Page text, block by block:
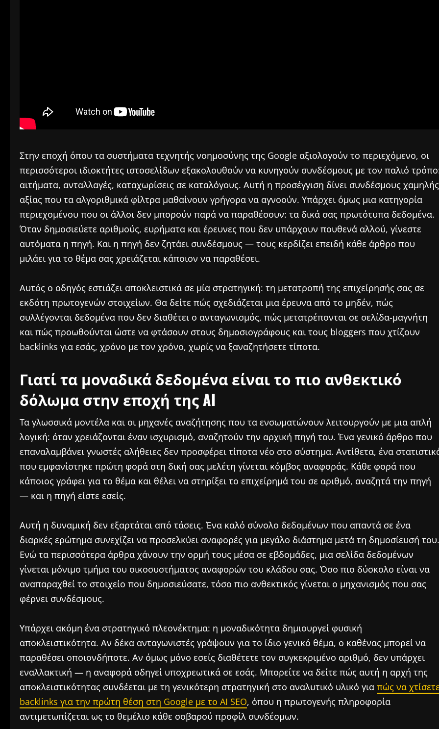
Στην εποχή όπου τα συστήματα τεχνητής νοημοσύνης της Google αξιολογούν το περιεχόμενο, οι
περισσότεροι ιδιοκτήτες ιστοσελίδων εξακολουθούν να κυνηγούν συνδέσμους με τον παλιό
αιτήματα, ανταλλαγές, καταχωρίσεις σε καταλόγους. Αυτή η προσέγγιση δίνει συνδέσμους χαμηλής
αξίας που τα αλγοριθμικά φίλτρα μαθαίνουν γρήγορα να αγνοούν. Υπάρχει όμως μια κατηγορία
περιεχομένου που οι άλλοι δεν μπορούν παρά να παραθέσουν: τα δικά σας πρωτότυπα δεδομένα.
Όταν δημοσιεύετε αριθμούς, ευρήματα και έρευνες που δεν υπάρχουν πουθενά αλλού, γίνεστε
αυτόματα η πηγή. Και η πηγή δεν ζητάει συνδέσμους — τους κερδίζει επειδή κάθε άρθρο που
μιλάει για το θέμα σας χρειάζεται κάποιον να παραθέσει.
Αυτός ο οδηγός εστιάζει αποκλειστικά σε μία στρατηγική: τη μετατροπή της επιχείρησής σας σε
εκδότη πρωτογενών στοιχείων. Θα δείτε πώς σχεδιάζεται μια έρευνα από το μηδέν, πώς
συλλέγονται δεδομένα που δεν διαθέτει ο ανταγωνισμός, πώς μετατρέπονται σε σελίδα-μαγνήτη
και πώς προωθούνται ώστε να φτάσουν στους δημοσιογράφους και τους bloggers που χτίζουν
backlinks για εσάς, χρόνο με τον χρόνο, χωρίς να ξαναζητήσετε τίποτα.
Γιατί τα μοναδικά δεδομένα είναι το πιο ανθεκτικό
δόλωμα στην εποχή της AI
Τα γλωσσικά μοντέλα και οι μηχανές αναζήτησης που τα ενσωματώνουν λειτουργούν με μια απλή
λογική: όταν χρειάζονται έναν ισχυρισμό, αναζητούν την αρχική πηγή του. Ένα γενικό άρθρο που
επαναλαμβάνει γνωστές αλήθειες δεν προσφέρει τίποτα νέο στο σύστημα. Αντίθετα, ένα
που εμφανίστηκε πρώτη φορά στη δική σας μελέτη γίνεται κόμβος αναφοράς. Κάθε φορά που
κάποιος γράφει για το θέμα και θέλει να στηρίξει το επιχείρημά του σε αριθμό, αναζητά την πηγή
— και η πηγή είστε εσείς.
Αυτή η δυναμική δεν εξαρτάται από τάσεις. Ένα καλό σύνολο δεδομένων που απαντά σε ένα
διαρκές ερώτημα συνεχίζει να προσελκύει αναφορές για μεγάλο διάστημα μετά τη δημοσίευσή του.
Ενώ τα περισσότερα άρθρα χάνουν την ορμή τους μέσα σε εβδομάδες, μια σελίδα δεδομένων
γίνεται μόνιμο τμήμα του οικοσυστήματος αναφορών του κλάδου σας. Όσο πιο δύσκολο είναι να
αναπαραχθεί το στοιχείο που δημοσιεύσατε, τόσο πιο ανθεκτικός γίνεται ο μηχανισμός που σας
φέρνει συνδέσμους.
Υπάρχει ακόμη ένα στρατηγικό πλεονέκτημα: η μοναδικότητα δημιουργεί φυσική
αποκλειστικότητα. Αν δέκα ανταγωνιστές γράψουν για το ίδιο γενικό θέμα, ο καθένας μπορεί να
παραθέσει οποιονδήποτε. Αν όμως μόνο εσείς διαθέτετε τον συγκεκριμένο αριθμό, δεν υπάρχει
εναλλακτική — η αναφορά οδηγεί υποχρεωτικά σε εσάς. Μπορείτε να δείτε πώς αυτή η αρχή της
αποκλειστικότητας συνδέεται με τη γενικότερη στρατηγική στο αναλυτικό υλικό για πώς να
backlinks για την πρώτη θέση στη Google με το AI SEO, όπου η πρωτογενής πληροφορία
αντιμετωπίζεται ως το θεμέλιο κάθε σοβαρού προφίλ συνδέσμων.